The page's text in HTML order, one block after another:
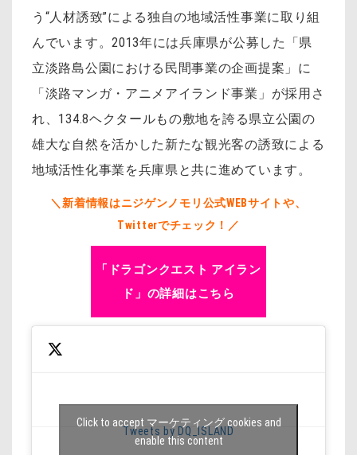
う“人材誘致”による独自の地域活性事業に取り組
んでいます。2013年には兵庫県が公募した「県
立淡路島公園における民間事業の企画提案」に
「淡路マンガ・アニメアイランド事業」が採用さ
れ、134.8ヘクタールもの敷地を誇る県立公園の
雄大な自然を活かした新たな観光客の誘致による
地域活性化事業を兵庫県と共に進めています。
＼新着情報はニジゲンノモリ公式WEBサイトや、
Twitterでチェック！／
「ドラゴンクエスト アイラン
ド」の詳細はこちら
Tweets by DQ_ISLAND
Click to accept マーケティング cookies and
enable this content